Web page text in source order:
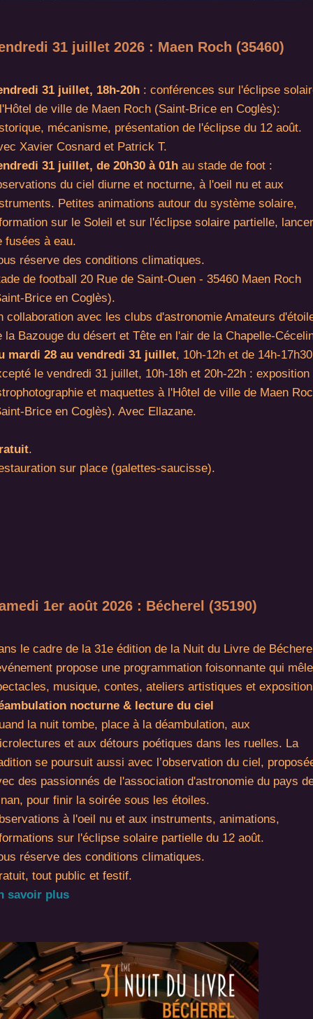
31 juillet 2026 : Maen Roch (35460)
31 juillet, 18h-20h : conférences sur l'éclipse
de ville de Maen Roch (Saint-Brice en Coglès):
mécanisme, présentation de l'éclipse du 12 août.
Xavier Cosnard et Patrick T.
31 juillet, de 20h30 à 01h au stade de foot :
du ciel diurne et nocturne, à l'oeil nu et aux
Petites animations autour du système solaire,
sur le Soleil et sur l'éclipse solaire partielle,
fusées à eau.
réserve des conditions climatiques.
de football 20 Rue de Saint-Ouen - 35460 Maen Roch
Brice en Coglès).
collaboration avec les clubs d'astronomie Amateurs
la Bazouge du désert et Tête en l'air de la Chapelle-
mardi 28 au vendredi 31 juillet, 10h-12h et de 14h-17h30
le vendredi 31 juillet, 10h-18h et 20h-22h : exposition
et maquettes à l'Hôtel de ville de Maen
Brice en Coglès). Avec Ellazane.
.
sur place (galettes-saucisse).
1er août 2026 : Bécherel (35190)
le cadre de la 31e édition de la Nuit du Livre de
propose une programmation foisonnante qui mêle
musique, contes, ateliers artistiques et
nocturne & lecture du ciel
la nuit tombe, place à la déambulation, aux
et aux détours poétiques dans les ruelles. La
se poursuit aussi avec l’observation du ciel,
des passionnés de l'association d'astronomie du pays
pour finir la soirée sous les étoiles.
à l'oeil nu et aux instruments, animations,
sur l'éclipse solaire partielle du 12 août.
réserve des conditions climatiques.
tout public et festif.
savoir plus